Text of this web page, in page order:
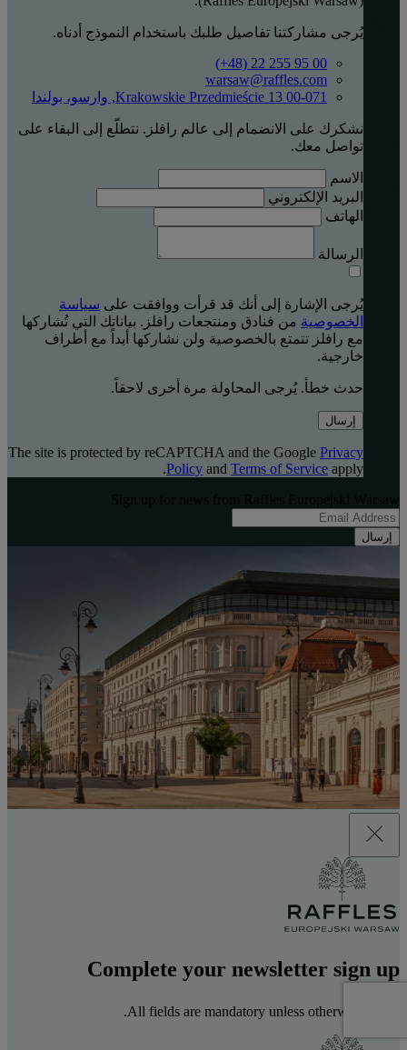
يُرجى مشاركتنا تفاصيل طلبك باستخدام النموذج أدناه.
‎(+48) 22 255 95 00‏
warsaw@raffles.com
Krakowskie Przedmieście 13 00-071, وارسو، بولندا
نشكرك على الانضمام إلى عالم رافلز. نتطلّع إلى البقاء على
تواصل معك.
الاسم
البريد الإلكتروني
الهاتف
الرسالة
يُرجى الإشارة إلى أنك قد قرأت ووافقت على سياسة
الخصوصية من فنادق ومنتجعات رافلز. بياناتك التي تُشاركها
مع رافلز تتمتع بالخصوصية ولن نشاركها أبداً مع أطراف
خارجية.
حدث خطأ. يُرجى المحاولة مرة أخرى لاحقاً.
إرسال
The site is protected by reCAPTCHA and the Google Privacy
Policy and Terms of Service apply.
إرسال
Complete your newsletter sign up
All fields are mandatory unless otherwise stated.